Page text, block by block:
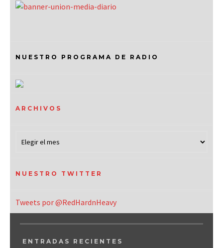
NUESTRO PROGRAMA DE RADIO
ARCHIVOS
NUESTRO TWITTER
Tweets por @RedHardnHeavy
ENTRADAS RECIENTES